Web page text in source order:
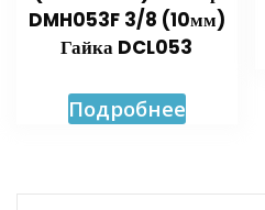
DMH053F 3/8 (10мм)
Гайка DCL053
Подробнее